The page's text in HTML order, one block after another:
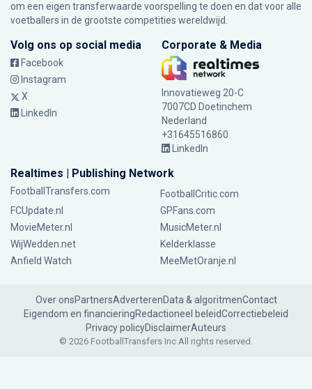
om een eigen transferwaarde voorspelling te doen en dat voor alle
voetballers in de grootste competities wereldwijd.
Volg ons op social media
Facebook
Instagram
X
LinkedIn
Corporate & Media
Innovatieweg 20-C
7007CD Doetinchem
Nederland
+31645516860
LinkedIn
Realtimes | Publishing Network
FootballTransfers.com
FootballCritic.com
FCUpdate.nl
GPFans.com
MovieMeter.nl
MusicMeter.nl
WijWedden.net
Kelderklasse
Anfield Watch
MeeMetOranje.nl
Over onsPartnersAdverterenData & algoritmenContact
Eigendom en financieringRedactioneel beleidCorrectiebeleid
Privacy policyDisclaimerAuteurs
© 2026 FootballTransfers Inc.All rights reserved.